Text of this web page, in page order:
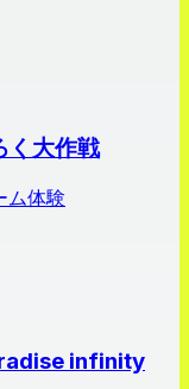
く大作戦
ム体験
infinity